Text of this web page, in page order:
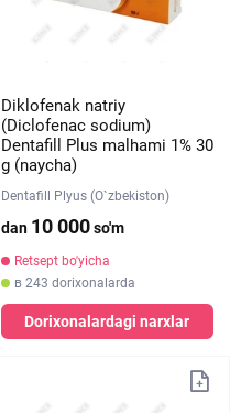
Diklofenak natriy
(Diclofenac sodium)
Dentafill Plus malhami 1% 30
g (naycha)
Dentafill Plyus (O`zbekiston)
dan 10 000so'm
Retsept bo'yicha
в 243 dorixonalarda
Dorixonalardagi narxlar